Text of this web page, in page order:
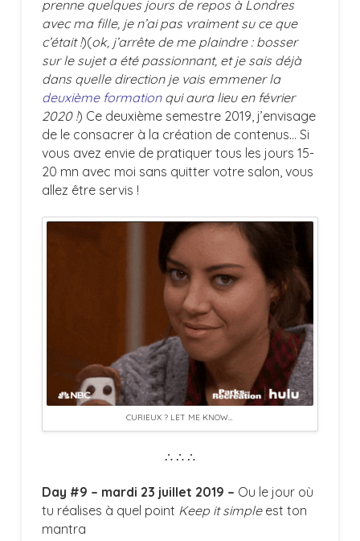
prenne quelques jours de repos à Londres
avec ma fille, je n’ai pas vraiment su ce que
c’était !)(ok, j’arrête de me plaindre : bosser
sur le sujet a été passionnant, et je sais déjà
dans quelle direction je vais emmener la
deuxième formationqui aura lieu en février
2020 !) Ce deuxième semestre 2019, j’envisage
de le consacrer à la création de contenus… Si
vous avez envie de pratiquer tous les jours 15-
20 mn avec moi sans quitter votre salon, vous
allez être servis !
CURIEUX ? LET ME KNOW…
∴ ∴ ∴
Day #9 – mardi 23 juillet 2019 – Ou le jour où
tu réalises à quel point Keep it simpleest ton
mantra